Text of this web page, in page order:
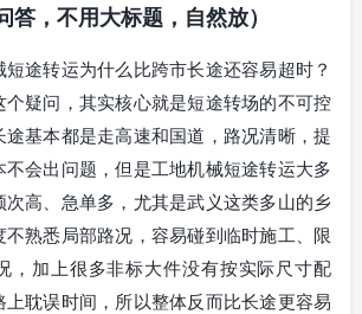
答，不用大标题，自然放）
途转运为什么比跨市长途还容易超时？
疑问，其实核心就是短途转场的不可控
途基本都是走高速和国道，路况清晰，提
会出问题，但是工地机械短途转运大多
次高、急单多，尤其是武义这类多山的乡
熟悉局部路况，容易碰到临时施工、限
，加上很多非标大件没有按实际尺寸配
耽误时间，所以整体反而比长途更容易